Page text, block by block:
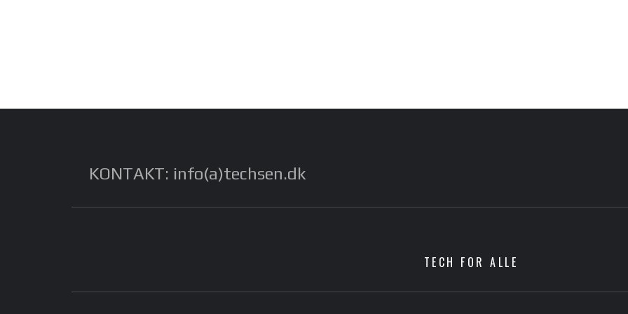
KONTAKT: info(a)techsen.dk
TECH FOR ALLE